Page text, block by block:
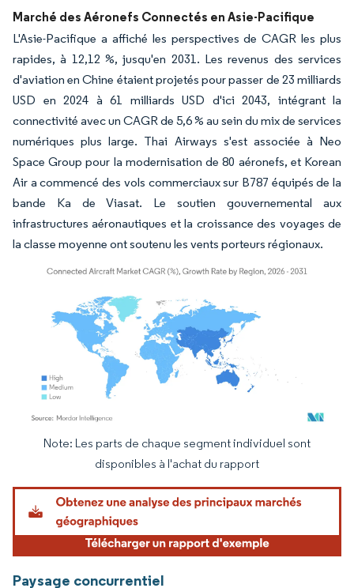
Marché des Aéronefs Connectés en Asie-Pacifique
L'Asie-Pacifique a affiché les perspectives de CAGR les plus
rapides, à 12,12 %, jusqu'en 2031. Les revenus des services
d'aviation en Chine étaient projetés pour passer de 23 milliards
USD en 2024 à 61 milliards USD d'ici 2043, intégrant la
connectivité avec un CAGR de 5,6 % au sein du mix de services
numériques plus large. Thai Airways s'est associée à Neo
Space Group pour la modernisation de 80 aéronefs, et Korean
Air a commencé des vols commerciaux sur B787 équipés de la
bande Ka de Viasat. Le soutien gouvernemental aux
infrastructures aéronautiques et la croissance des voyages de
la classe moyenne ont soutenu les vents porteurs régionaux.
Image © Mordor Intelligence. La réutilisation nécessite une attribution sous CC BY
Note: Les parts de chaque segment individuel sont
disponibles à l'achat du rapport
Paysage concurrentiel